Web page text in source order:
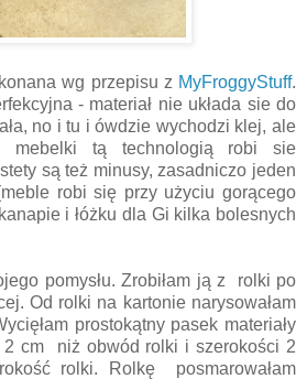
wg przepisu z MyFroggyStuff.
- materiał nie układa sie do
no i tu i ówdzie wychodzi klej, ale
mebelki tą technologią robi sie
są też minusy, zasadniczo jeden
robi się przy użyciu gorącego
i łóżku dla Gi kilka bolesnych
pomysłu. Zrobiłam ją z rolki po
Od rolki na kartonie narysowałam
prostokątny pasek materiały
2 cm niż obwód rolki i szerokości 2
rolki. Rolkę posmarowałam